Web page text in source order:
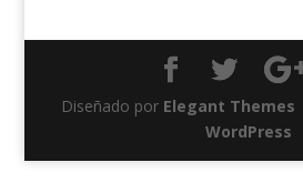
Diseñado por Elegant Themes
WordPress